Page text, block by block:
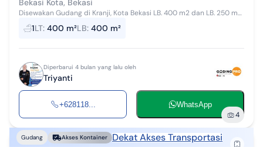
Bekasi Kota, Bekasi
Disewakan Gudang di Kranji, Kota Bekasi LB. 400 m2 dan LB. 250 m2
LIstrik 6600 watt Air. Jet pump *HARGA 350 JT/TAHUN NEGO*
Belum termasuk pph pa...
1LT: 400 m²LB: 400 m²
Diperbarui 4 bulan yang lalu oleh
Triyanti
+628118... WhatsApp
4
Gudang Akses Kontainer Dekat Akses Transportasi